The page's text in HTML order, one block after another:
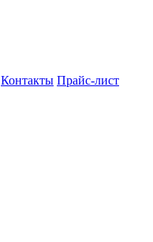
Контакты Прайс-лист